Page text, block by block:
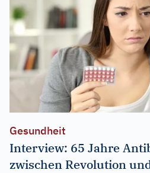
Gesundheit
Interview: 65 Jahre
zwischen Revolution